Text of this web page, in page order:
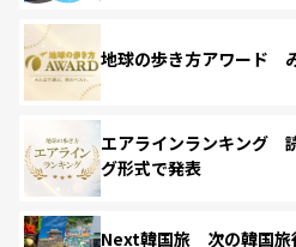
地球の歩き方アワード
エアラインランキング
グ形式で発表
Next韓国旅 次の韓国旅